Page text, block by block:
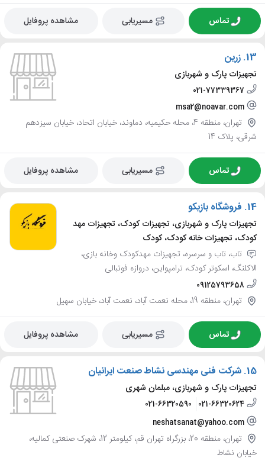
تماس مسیریابی مشاهده پروفایل
13. زرین
تجهیزات پارک و شهربازی
021-77339367
msa2@noavar.com
تهران، منطقه 4، محله حکیمیه، دماوند، خیابان اتحاد، خیابان سیزدهم
شرقی، پلاک 14
تماس مسیریابی مشاهده پروفایل
14. فروشگاه بازیکو
تجهیزات پارک و شهربازی، تجهیزات کودک، تجهیزات مهد
کودک، تجهیزات خانه کودک، کودک
تاب، تاب و سرسره، تجهیزات مهدکودک وخانه بازی،
الاکلنگ، اسکوتر کودک، ترامپواین، دروازه فوتبالی
09125793658
تهران، منطقه 19، محله نعمت آباد، نعمت آباد، خیابان سهیل
تماس مسیریابی مشاهده پروفایل
15. شرکت فنی مهندسی نشاط صنعت ایرانیان
تجهیزات پارک و شهربازی، مبلمان شهری
021-66320624
021-66320590
neshatsanat@yahoo.com
تهران، منطقه 20، بزرگراه تهران قم، کیلومتر 12، شهرک صنعتی کمالیه،
خیابان نشاط